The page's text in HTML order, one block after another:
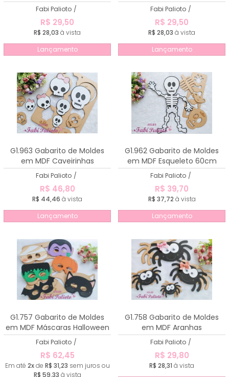
Fabi Palioto /
R$ 29,50
R$ 28,03 à vista
Lançamento
Fabi Palioto /
R$ 29,50
R$ 28,03 à vista
Lançamento
G1.963 Gabarito de Moldes
em MDF Caveirinhas
Fabi Palioto /
R$ 46,80
R$ 44,46 à vista
Lançamento
G1.962 Gabarito de Moldes
em MDF Esqueleto 60cm
Fabi Palioto /
R$ 39,70
R$ 37,72 à vista
Lançamento
G1.757 Gabarito de Moldes
em MDF Máscaras Halloween
1
Fabi Palioto /
R$ 62,45
Em até 2xde R$ 31,23 sem juros ou
R$ 59,33 à vista
G1.758 Gabarito de Moldes
em MDF Aranhas
Fabi Palioto /
R$ 29,80
R$ 28,31 à vista